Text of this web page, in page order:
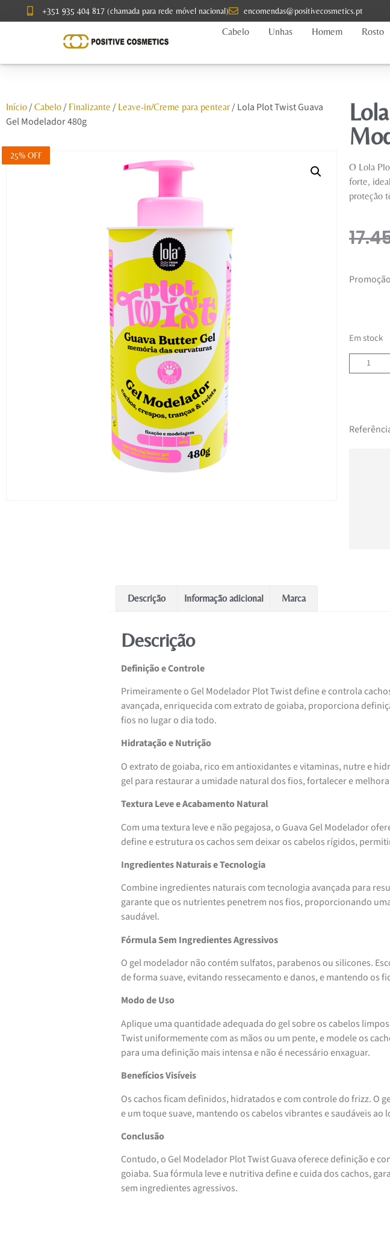
+351 935 404 817 (chamada para rede móvel nacional) encomendas@positivecosmetics.pt
Cabelo
Unhas Homem Rosto
Início/ Cabelo/ Finalizante / Leave-in/Creme para pentear/ Lola Plot Twist Guava
Gel Modelador 480g
25% OFF
O Lola
forte,
proteção
Em stock
Descrição Informação adicional Marca
Descrição
Definição e Controle
Primeiramente o Gel Modelador Plot Twist define e controla
avançada, enriquecida com extrato de goiaba, proporciona
fios no lugar o dia todo.
Hidratação e Nutrição
O extrato de goiaba, rico em antioxidantes e vitaminas, nutre e
gel para restaurar a umidade natural dos fios, fortalecer e
Textura Leve e Acabamento Natural
Com uma textura leve e não pegajosa, o Guava Gel Modelador
define e estrutura os cachos sem deixar os cabelos rígidos,
Ingredientes Naturais e Tecnologia
Combine ingredientes naturais com tecnologia avançada para
garante que os nutrientes penetrem nos fios, proporcionando
saudável.
Fórmula Sem Ingredientes Agressivos
O gel modelador não contém sulfatos, parabenos ou silicones.
de forma suave, evitando ressecamento e danos, e mantendo os
Modo de Uso
Aplique uma quantidade adequada do gel sobre os cabelos
Twist uniformemente com as mãos ou um pente, e modele os
para uma definição mais intensa e não é necessário enxaguar.
Benefícios Visíveis
Os cachos ficam definidos, hidratados e com controle do frizz. O
e um toque suave, mantendo os cabelos vibrantes e saudáveis ao
Conclusão
Contudo, o Gel Modelador Plot Twist Guava oferece definição e
goiaba. Sua fórmula leve e nutritiva define e cuida dos cachos,
sem ingredientes agressivos.